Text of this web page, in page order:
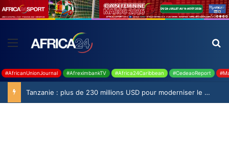
#AfricanUnionJournal #AfreximbankTV #Africa24Caribbean #CedeaoReport
Tanzanie : plus de 230 millions USD pour moderniser le secteur laitier